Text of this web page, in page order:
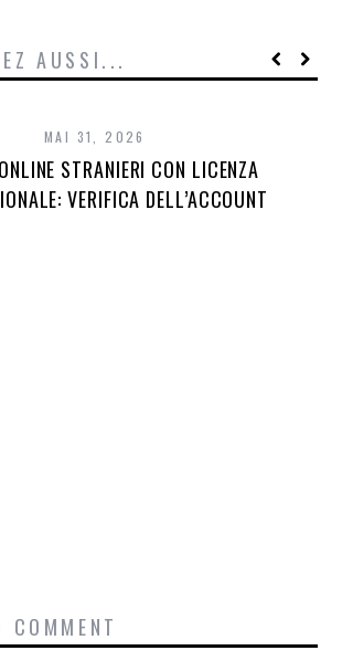
AUSSI...
MAI 31, 2026
STRANIERI CON LICENZA
VERIFICA DELL’ACCOUNT